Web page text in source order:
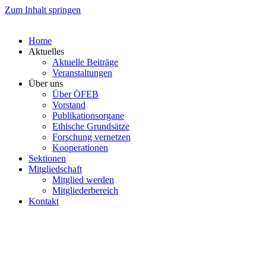
Zum Inhalt springen
Home
Aktuelles
Aktuelle Beiträge
Veranstaltungen
Über uns
Über ÖFEB
Vorstand
Publikationsorgane
Ethische Grundsätze
Forschung vernetzen
Kooperationen
Sektionen
Mitgliedschaft
Mitglied werden
Mitgliederbereich
Kontakt